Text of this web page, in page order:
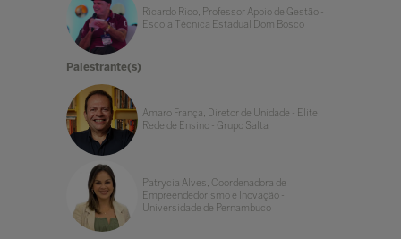
Ricardo Rico, Professor Apoio de Gestão -
Escola Técnica Estadual Dom Bosco
Palestrante(s)
Amaro França, Diretor de Unidade - Elite
Rede de Ensino - Grupo Salta
Patrycia Alves, Coordenadora de
Empreendedorismo e Inovação -
Universidade de Pernambuco